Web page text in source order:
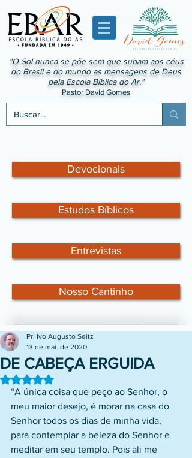
"O Sol nunca se põe sem que subam aos céus
do Brasil e do mundo as mensagens de Deus
pela Escola Bíblica do Ar."
Pastor David Gomes
Devocionais
Estudos Bíblicos
Entrevistas
Nosso Cantinho
DE CABEÇA ERGUIDA
Pr. Ivo Augusto Seitz
13 de mai. de 2020
Avaliado com NaN de 5 estrelas.
“A única coisa que peço ao Senhor, o
meu maior desejo, é morar na casa do
Senhor todos os dias de minha vida,
para contemplar a beleza do Senhor e
meditar em seu templo. Pois ali me